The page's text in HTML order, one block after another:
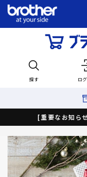
探す ロ
[重要なお知ら